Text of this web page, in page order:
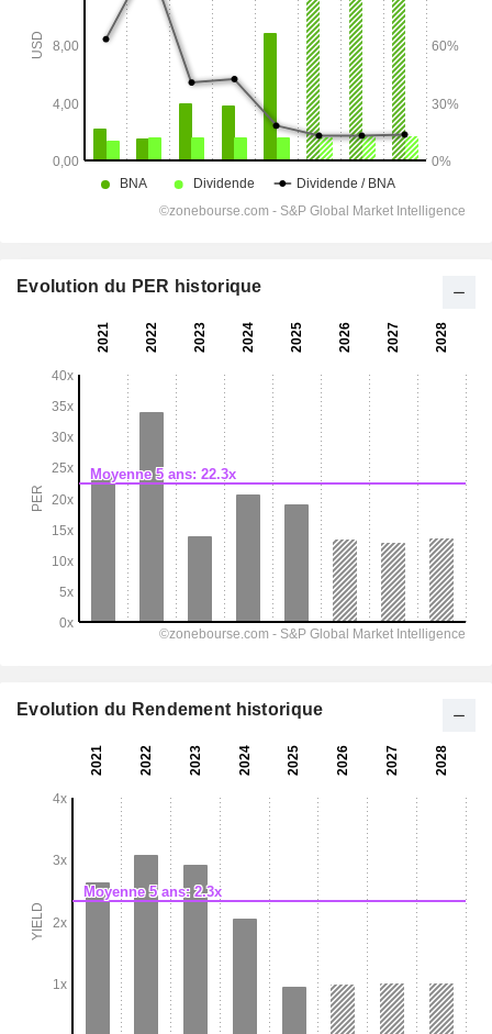
Evolution du PER historique
Evolution du Rendement historique